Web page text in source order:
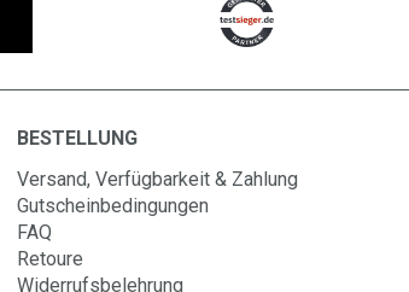
BESTELLUNG
Versand, Verfügbarkeit & Zahlung
Gutscheinbedingungen
FAQ
Retoure
Widerrufsbelehrung